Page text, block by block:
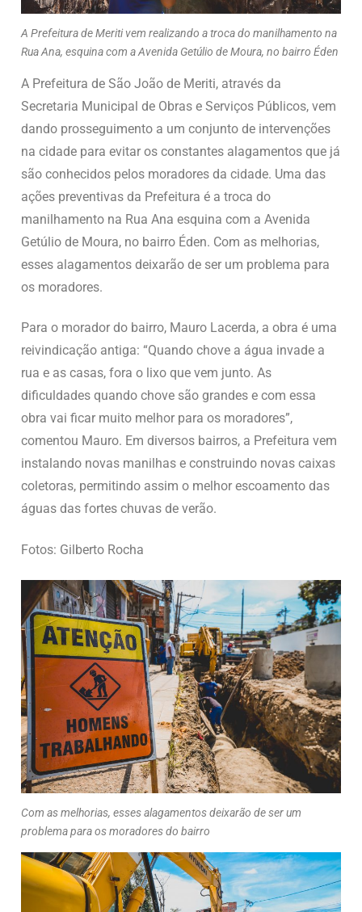
A Prefeitura de Meriti vem realizando a troca do manilhamento na
Rua Ana, esquina com a Avenida Getúlio de Moura, no bairro Éden
A Prefeitura de São João de Meriti, através da
Secretaria Municipal de Obras e Serviços Públicos, vem
dando prosseguimento a um conjunto de intervenções
na cidade para evitar os constantes alagamentos que já
são conhecidos pelos moradores da cidade. Uma das
ações preventivas da Prefeitura é a troca do
manilhamento na Rua Ana esquina com a Avenida
Getúlio de Moura, no bairro Éden. Com as melhorias,
esses alagamentos deixarão de ser um problema para
os moradores.
Para o morador do bairro, Mauro Lacerda, a obra é uma
reivindicação antiga: “Quando chove a água invade a
rua e as casas, fora o lixo que vem junto. As
dificuldades quando chove são grandes e com essa
obra vai ficar muito melhor para os moradores”,
comentou Mauro. Em diversos bairros, a Prefeitura vem
instalando novas manilhas e construindo novas caixas
coletoras, permitindo assim o melhor escoamento das
águas das fortes chuvas de verão.
Fotos: Gilberto Rocha
Com as melhorias, esses alagamentos deixarão de ser um
problema para os moradores do bairro